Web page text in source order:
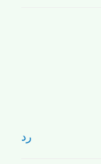
رد